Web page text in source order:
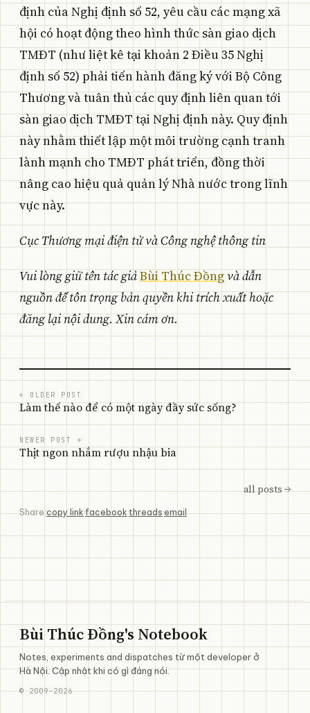
định của Nghị định số 52, yêu cầu các mạng xã
hội có hoạt động theo hình thức sàn giao dịch
TMĐT (như liệt kê tại khoản 2 Điều 35 Nghị
định số 52) phải tiến hành đăng ký với Bộ Công
Thương và tuân thủ các quy định liên quan tới
sàn giao dịch TMĐT tại Nghị định này. Quy định
này nhằm thiết lập một môi trường cạnh tranh
lành mạnh cho TMĐT phát triển, đồng thời
nâng cao hiệu quả quản lý Nhà nước trong lĩnh
vực này.
Cục Thương mại điện tử và Công nghệ thông tin
Vui lòng giữ tên tác giảBùi Thúc Đồngvà dẫn
nguồn đế tôn trọng bản quyền khi trích xuất hoặc
đăng lại nội dung. Xin cám ơn.
← OLDER POST
Làm thế nào để có một ngày đầy sức sống?
NEWER POST →
Thịt ngon nhắm rượu nhậu bia
all posts →
Share:copy link·facebook·threads·email
Bùi Thúc Đồng's Notebook
Notes, experiments and dispatches từ một developer ở
Hà Nội. Cập nhật khi có gì đáng nói.
©2009–2026